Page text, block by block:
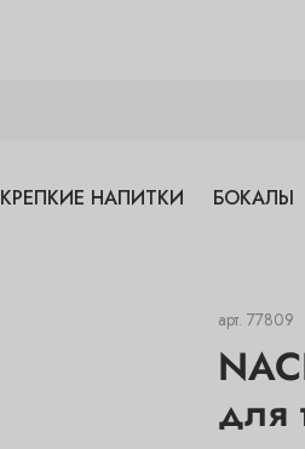
КРЕПКИЕ НАПИТКИ БОКАЛЫ
арт. 77809
для